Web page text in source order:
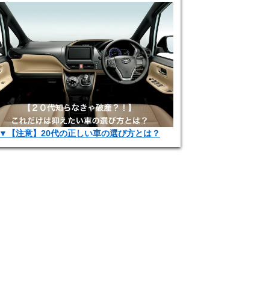
▼【注意】20代の正しい車の選び方とは？